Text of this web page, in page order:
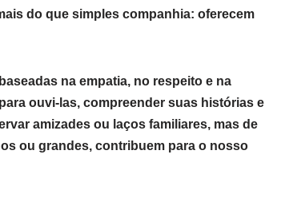
do que simples companhia: oferecem
na empatia, no respeito e na
ouvi-las, compreender suas histórias e
amizades ou laços familiares, mas de
ou grandes, contribuem para o nosso